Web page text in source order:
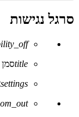
סרגל נגישות
title
settings